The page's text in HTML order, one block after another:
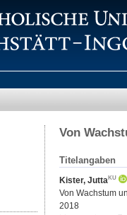
Von
Titelangaben
Kister, Jutta
Von Wachstum
2018